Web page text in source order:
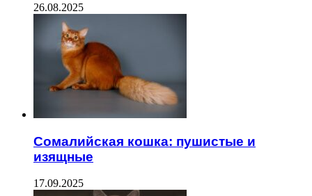
26.08.2025
Сомалийская кошка: пушистые и
изящные
17.09.2025